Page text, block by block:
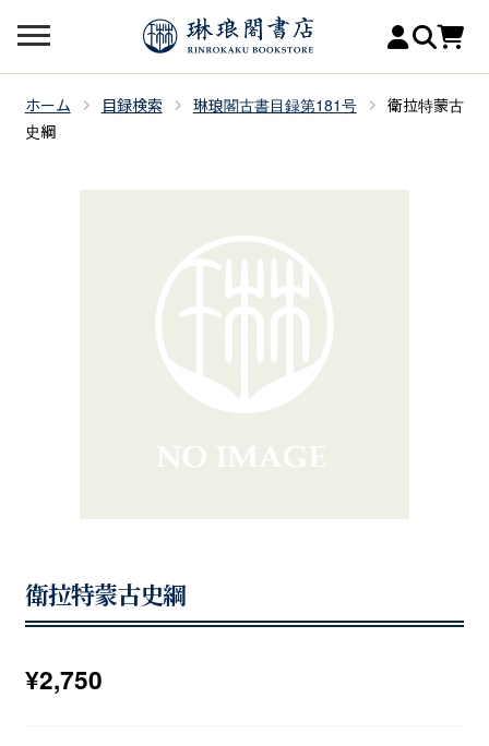
ホーム 目録検索 琳琅閣古書目録第181号
衛拉特蒙古
史綱
衛拉特蒙古史綱
¥2,750